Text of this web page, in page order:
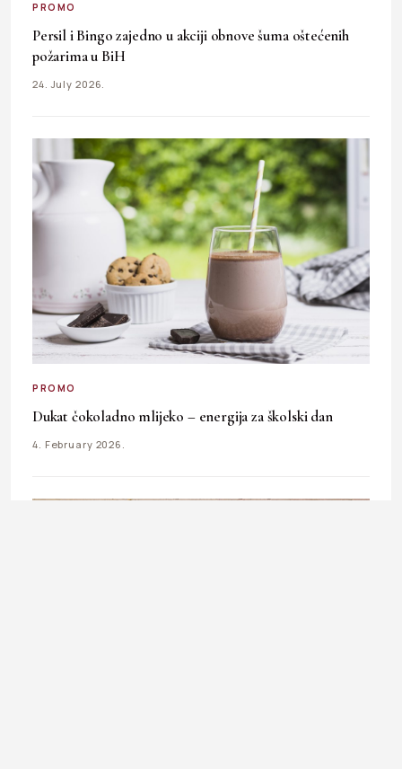
PROMO
Persil i Bingo zajedno u akciji obnove šuma oštećenih
požarima u BiH
24. July 2026.
PROMO
Dukat čokoladno mlijeko – energija za školski dan
4. February 2026.